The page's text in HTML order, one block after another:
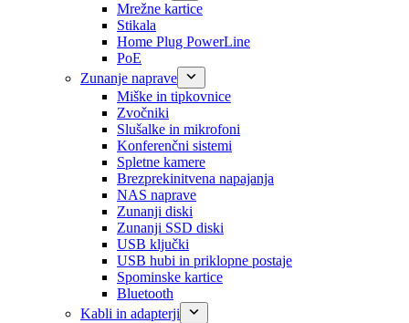
Mrežne kartice
Stikala
Home Plug PowerLine
PoE
Zunanje naprave
Miške in tipkovnice
Zvočniki
Slušalke in mikrofoni
Konferenčni sistemi
Spletne kamere
Brezprekinitvena napajanja
NAS naprave
Zunanji diski
Zunanji SSD diski
USB ključki
USB hubi in priklopne postaje
Spominske kartice
Bluetooth
Kabli in adapterji